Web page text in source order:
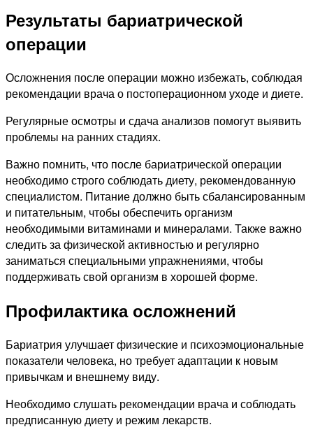
Результаты бариатрической
операции
Осложнения после операции можно избежать, соблюдая
рекомендации врача о постоперационном уходе и диете.
Регулярные осмотры и сдача анализов помогут выявить
проблемы на ранних стадиях.
Важно помнить, что после бариатрической операции
необходимо строго соблюдать диету, рекомендованную
специалистом. Питание должно быть сбалансированным
и питательным, чтобы обеспечить организм
необходимыми витаминами и минералами. Также важно
следить за физической активностью и регулярно
заниматься специальными упражнениями, чтобы
поддерживать свой организм в хорошей форме.
Профилактика осложнений
Бариатрия улучшает физические и психоэмоциональные
показатели человека, но требует адаптации к новым
привычкам и внешнему виду.
Необходимо слушать рекомендации врача и соблюдать
предписанную диету и режим лекарств.